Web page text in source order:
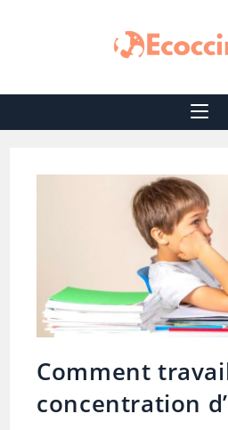
Comment
concentration